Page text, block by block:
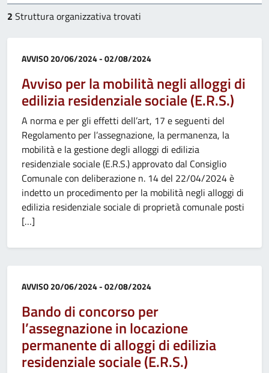
2 Struttura organizzativa trovati
Categoria:
AVVISO20/06/2024 - 02/08/2024
Avviso per la mobilità negli alloggi di
edilizia residenziale sociale (E.R.S.)
A norma e per gli effetti dell’art, 17 e seguenti del
Regolamento per l’assegnazione, la permanenza, la
mobilità e la gestione degli alloggi di edilizia
residenziale sociale (E.R.S.) approvato dal Consiglio
Comunale con deliberazione n. 14 del 22/04/2024 è
indetto un procedimento per la mobilità negli alloggi di
edilizia residenziale sociale di proprietà comunale posti
[…]
Categoria:
AVVISO20/06/2024 - 02/08/2024
Bando di concorso per
l’assegnazione in locazione
permanente di alloggi di edilizia
residenziale sociale (E.R.S.)